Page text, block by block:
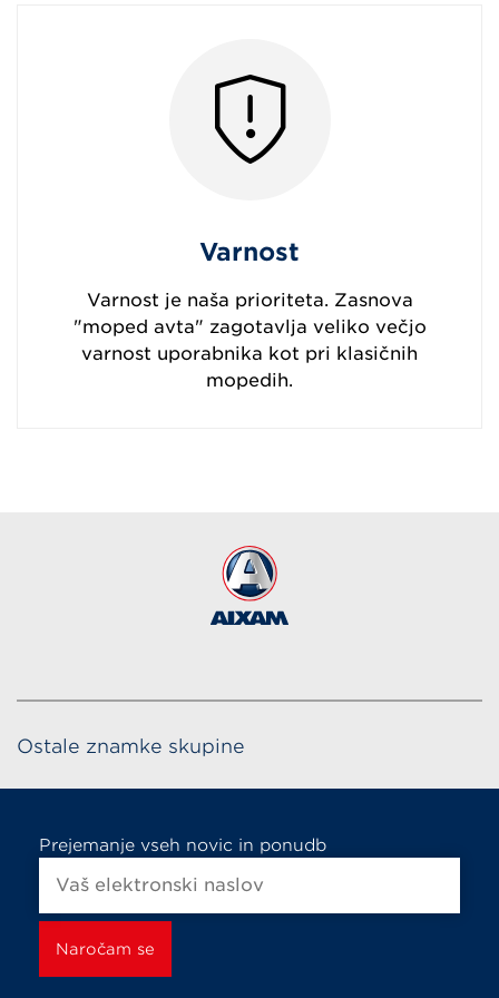
Varnost
Varnost je naša prioriteta. Zasnova
"moped avta" zagotavlja veliko večjo
varnost uporabnika kot pri klasičnih
mopedih.
Ostale znamke skupine
Prejemanje vseh novic in ponudb